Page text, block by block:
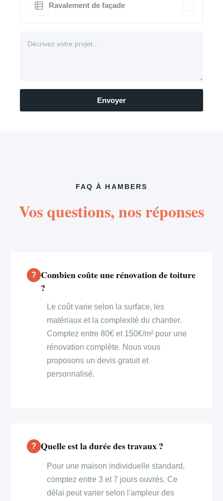
Ravalement de façade
Envoyer
FAQ À HAMBERS
Vos questions, nos réponses
Combien coûte une rénovation de toiture
?
Le coût varie selon la surface, les
matériaux et la complexité du chantier.
Comptez entre 80€ et 150€/m² pour une
rénovation complète. Nous vous
proposons un devis gratuit et
personnalisé.
Quelle est la durée des travaux ?
Pour une maison individuelle standard,
comptez entre 3 et 7 jours ouvrés. Ce
délai peut varier selon l'ampleur des